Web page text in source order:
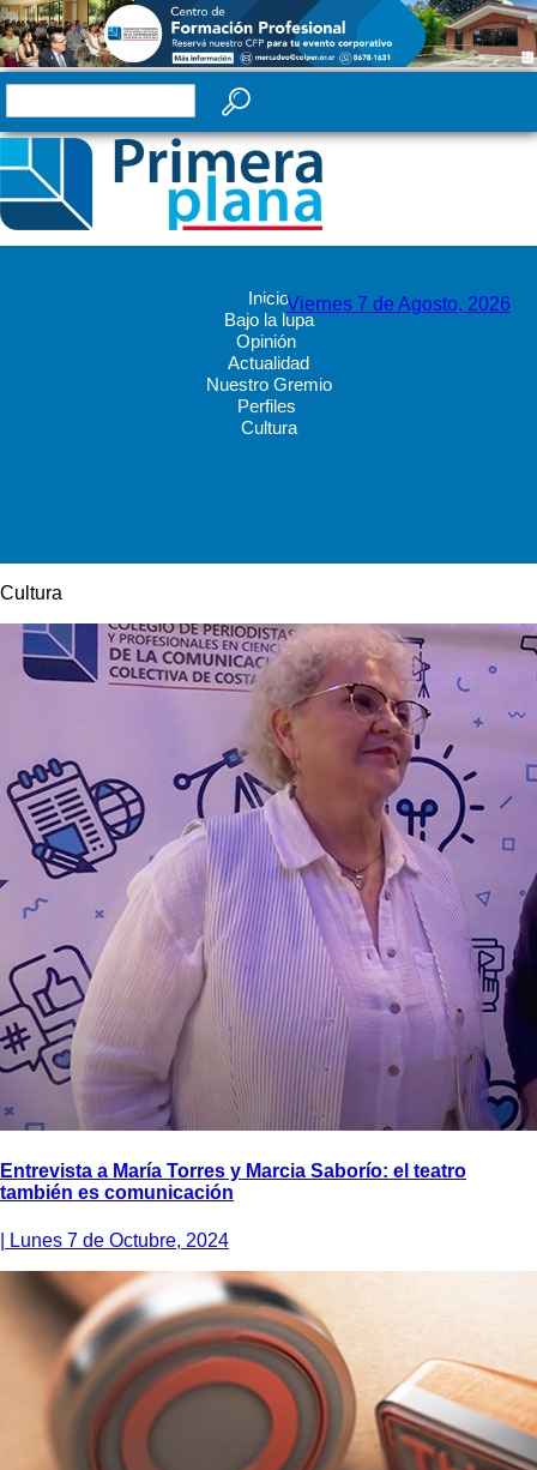
Inicio
Bajo la lupa
Opinión
Actualidad
Nuestro Gremio
Perfiles
Cultura
Viernes 7 de Agosto, 2026
Cultura
Entrevista a María Torres y Marcia Saborío: el teatro
también es comunicación
Lunes 7 de Octubre, 2024